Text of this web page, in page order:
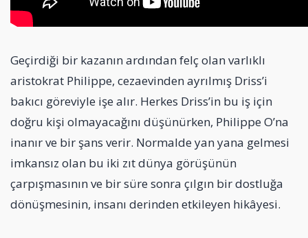
Geçirdiği bir kazanın ardından felç olan varlıklı
aristokrat Philippe, cezaevinden ayrılmış Driss’i
bakıcı göreviyle işe alır. Herkes Driss’in bu iş için
doğru kişi olmayacağını düşünürken, Philippe O’na
inanır ve bir şans verir. Normalde yan yana gelmesi
imkansız olan bu iki zıt dünya görüşünün
çarpışmasının ve bir süre sonra çılgın bir dostluğa
dönüşmesinin, insanı derinden etkileyen hikâyesi.